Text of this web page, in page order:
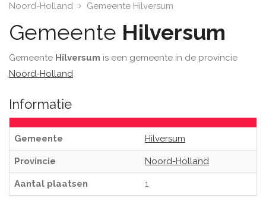
Noord-Holland Gemeente Hilversum
Gemeente Hilversum
Gemeente Hilversum is een gemeente in de provincie
Noord-Holland
Informatie
Gemeente Hilversum
Provincie Noord-Holland
Aantal plaatsen 1